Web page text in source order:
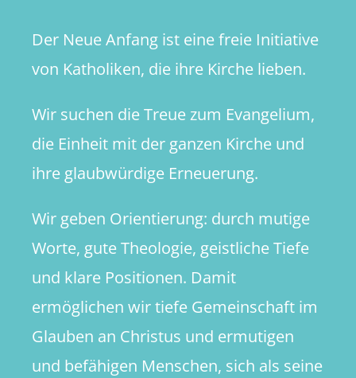
Der Neue Anfang ist eine freie Initiative
von Katholiken, die ihre Kirche lieben.
Wir suchen die Treue zum Evangelium,
die Einheit mit der ganzen Kirche und
ihre glaubwürdige Erneuerung.
Wir geben Orientierung: durch mutige
Worte, gute Theologie, geistliche Tiefe
und klare Positionen. Damit
ermöglichen wir tiefe Gemeinschaft im
Glauben an Christus und ermutigen
und befähigen Menschen, sich als seine